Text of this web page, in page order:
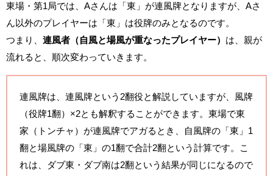
東場・第1局では、Aさんは「東」が連風牌となりますが、Aさ
ん以外のプレイヤーは「東」は役牌のみとなるのです。
つまり、 連風者（自風と場風が重なったプレイヤー） は、親が
流れると、順次変わっていきます。
連風牌は、連風牌という2翻役と解説していますが、風牌
（役牌1翻）×2とも解釈することができます。東場で東
家（トンチャ）が連風牌でアガるとき、自風牌の「東」1
翻と場風牌の「東」の1翻で合計2翻という計算です。こ
れは、ダブ東・ダブ南は2翻という結果が同じになるので